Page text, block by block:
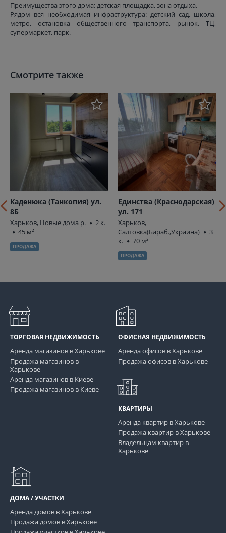
Преимущества этого дома: детская площадка, зона отдыха.
Рядом вся необходимая инфраструктура: детский сад, школа,
метро, остановка общественного транспорта, рынок, ТЦ,
супермаркет, парк.
Смотрите также
Каденюка (Танкопия) ул.
8Б
Харьков, Новые дома р.
2 к.
45 м²
ПРОДАЖА
Единства (Краснодарская)
ул. 171
Харьков,
Салтовка(Бараб.,Украина)
3
к.
70 м²
ПРОДАЖА
ТОРГОВАЯ НЕДВИЖИМОСТЬ
Аренда магазинов в Харькове
Продажа магазинов в
Харькове
Аренда магазинов в Киеве
Продажа магазинов в Киеве
ОФИСНАЯ НЕДВИЖИМОСТЬ
Аренда офисов в Харькове
Продажа офисов в Харькове
КВАРТИРЫ
Аренда квартир в Харькове
Продажа квартир в Харькове
Владельцам квартир в
Харькове
ДОМА / УЧАСТКИ
Аренда домов в Харькове
Продажа домов в Харькове